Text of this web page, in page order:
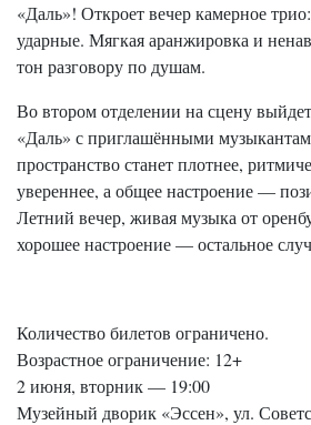
«Даль»! Откроет вечер камерное
ударные. Мягкая аранжировка и
тон разговору по душам.
Во втором отделении на сцену
«Даль» с приглашёнными
пространство станет плотнее,
увереннее, а общее настроение —
Летний вечер, живая музыка от
хорошее настроение — остальное
Количество билетов ограничено.
Возрастное ограничение: 12+
2 июня, вторник — 19:00
Музейный дворик «Эссен», ул.